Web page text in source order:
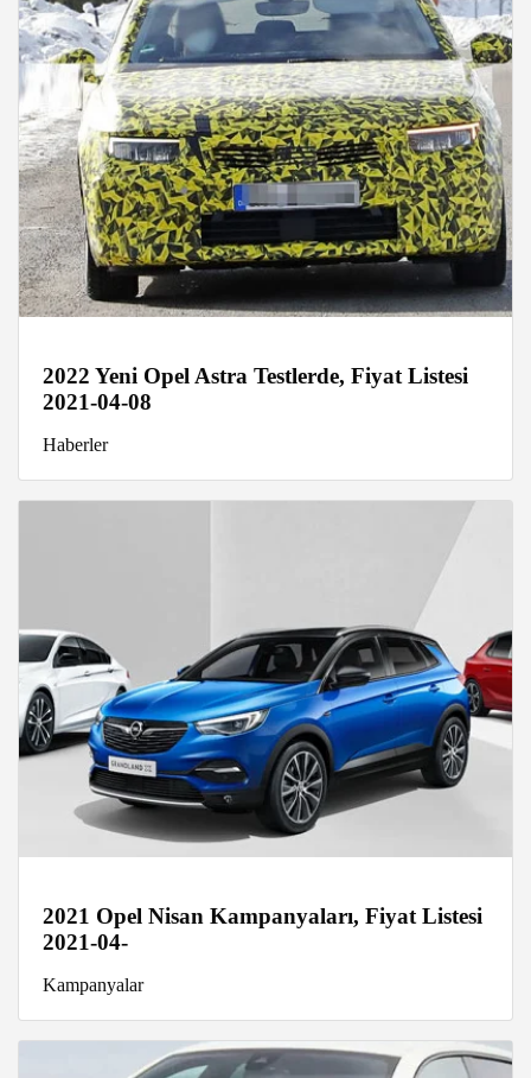
2022 Yeni Opel Astra Testlerde, Fiyat Listesi
2021-04-08
Haberler
2021 Opel Nisan Kampanyaları, Fiyat Listesi
2021-04-
Kampanyalar